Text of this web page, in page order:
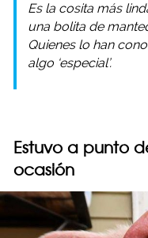
Es la cosita más
una bolita de
Quienes lo han
algo ‘especial’.
Estuvo a punto
ocasión